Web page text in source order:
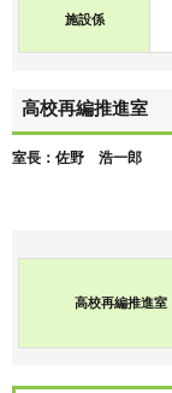
施設係
高校再編推進室
室長：佐野 浩一郎
高校再編推進室